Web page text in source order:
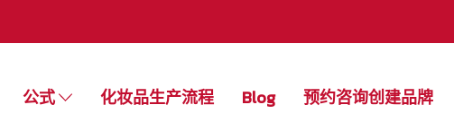
公式 化妆品生产流程 Blog 预约咨询创建品牌